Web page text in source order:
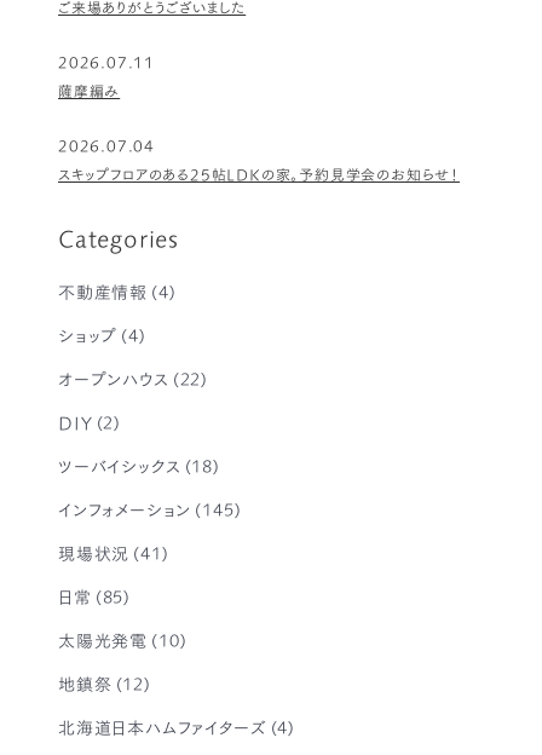
ご来場ありがとうございました
2026.07.11
薩摩編み
2026.07.04
スキップフロアのある25帖LDKの家。予約見学会のお知らせ！
Categories
不動産情報 (4)
ショップ (4)
オープンハウス (22)
DIY (2)
ツーバイシックス (18)
インフォメーション (145)
現場状況 (41)
日常 (85)
太陽光発電 (10)
地鎮祭 (12)
北海道日本ハムファイターズ (4)